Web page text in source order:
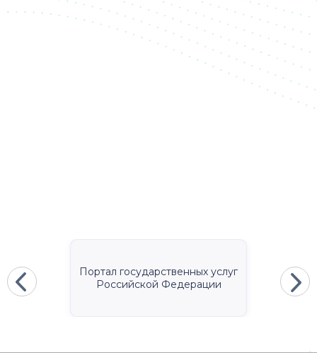
Портал государственных услуг
Российской Федерации